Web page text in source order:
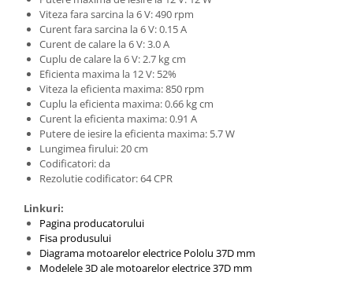
Carti
Pentru Incepatori
Kituri incepatori Arduino
Pentru Incepatori
Micro:bit
Junior Robotics
Carti
Junior Robotics
Lego Education
STEM Education
Ugears
Kit Fun
Viteza fara sarcina la 6 V: 490 rpm
Curent fara sarcina la 6 V: 0.15 A
Curent de calare la 6 V: 3.0 A
Cuplu de calare la 6 V: 2.7 kg cm
Eficienta maxima la 12 V: 52%
Viteza la eficienta maxima: 850 rpm
Cuplu la eficienta maxima: 0.66 kg cm
Curent la eficienta maxima: 0.91 A
Putere de iesire la eficienta maxima: 5.7 W
Lungimea firului: 20 cm
Codificatori: da
Rezolutie codificator: 64 CPR
Linkuri:
Pagina producatorului
Fisa produsului
Diagrama motoarelor electrice Pololu 37D mm
Modelele 3D ale motoarelor electrice 37D mm